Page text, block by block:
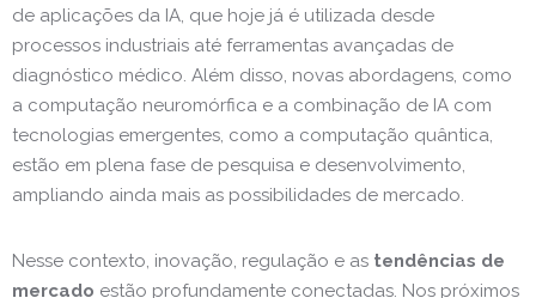
de aplicações da IA, que hoje já é utilizada desde
processos industriais até ferramentas avançadas de
diagnóstico médico. Além disso, novas abordagens, como
a computação neuromórfica e a combinação de IA com
tecnologias emergentes, como a computação quântica,
estão em plena fase de pesquisa e desenvolvimento,
ampliando ainda mais as possibilidades de mercado.
Nesse contexto, inovação, regulação e as tendências de
mercado estão profundamente conectadas. Nos próximos